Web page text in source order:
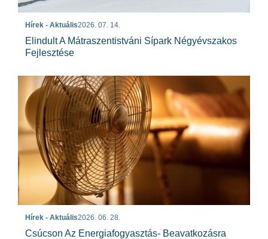
Hírek - Aktuális2026. 07. 14.
Elindult A Mátraszentistváni Sípark Négyévszakos
Fejlesztése
Hírek - Aktuális2026. 06. 28.
Csúcson Az Energiafogyasztás- Beavatkozásra